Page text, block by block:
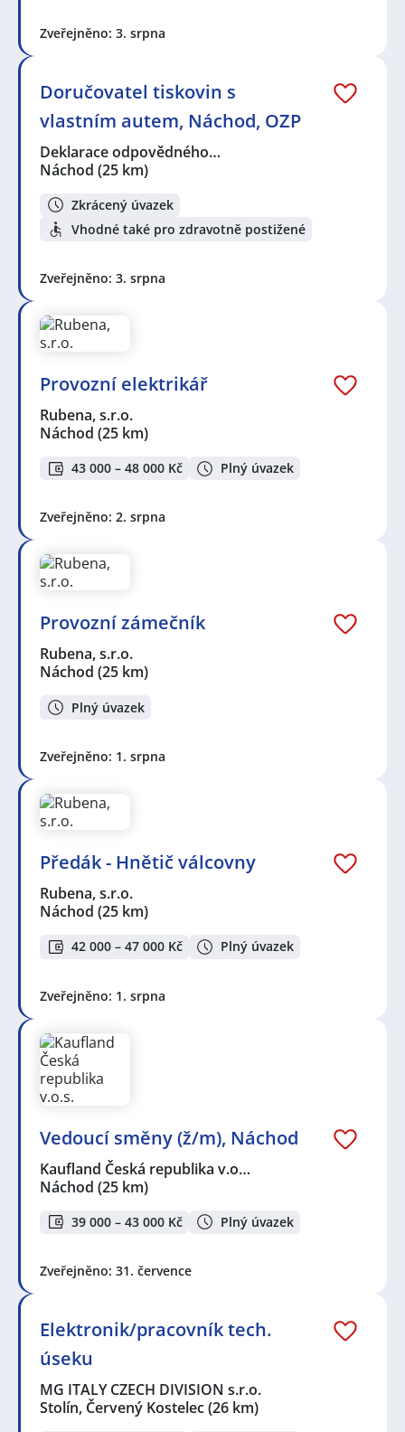
Zveřejněno: 3. srpna
Doručovatel tiskovin s
vlastním autem, Náchod, OZP
Deklarace odpovědného…
Náchod (25 km)
Zkrácený úvazek
Vhodné také pro zdravotně postižené
Zveřejněno: 3. srpna
Provozní elektrikář
Rubena, s.r.o.
Náchod (25 km)
43 000 – 48 000 Kč Plný úvazek
Zveřejněno: 2. srpna
Provozní zámečník
Rubena, s.r.o.
Náchod (25 km)
Plný úvazek
Zveřejněno: 1. srpna
Předák - Hnětič válcovny
Rubena, s.r.o.
Náchod (25 km)
42 000 – 47 000 Kč Plný úvazek
Zveřejněno: 1. srpna
Vedoucí směny (ž/m), Náchod
Kaufland Česká republika v.o…
Náchod (25 km)
39 000 – 43 000 Kč Plný úvazek
Zveřejněno: 31. července
Elektronik/pracovník tech.
úseku
MG ITALY CZECH DIVISION s.r.o.
Stolín, Červený Kostelec(26 km)